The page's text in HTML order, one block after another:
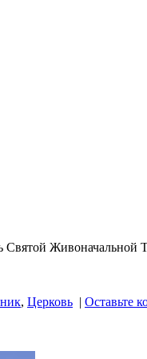
Святой Живоначальной
, Церковь | Оставьте